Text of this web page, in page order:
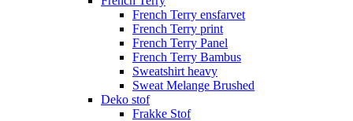
French Terry ensfarvet
French Terry print
French Terry Panel
French Terry Bambus
Sweatshirt heavy
Sweat Melange Brushed
Deko stof
Frakke Stof